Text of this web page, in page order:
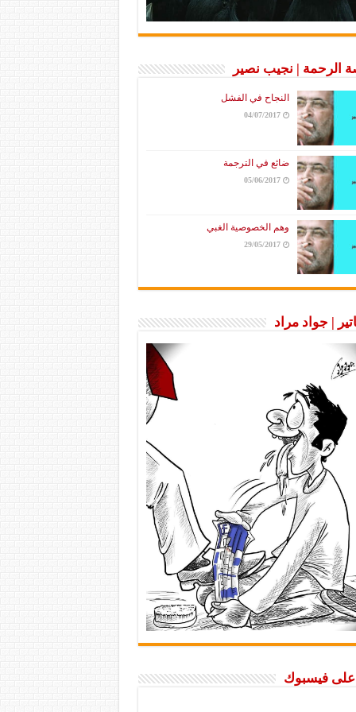
الرحمة | نجيب نصير
النجاح في الفشل
04/07/2017
ضائع في الترجمة
05/06/2017
وهم الخصوصية الغبي
29/05/2017
| جواد مراد
على فيسبوك